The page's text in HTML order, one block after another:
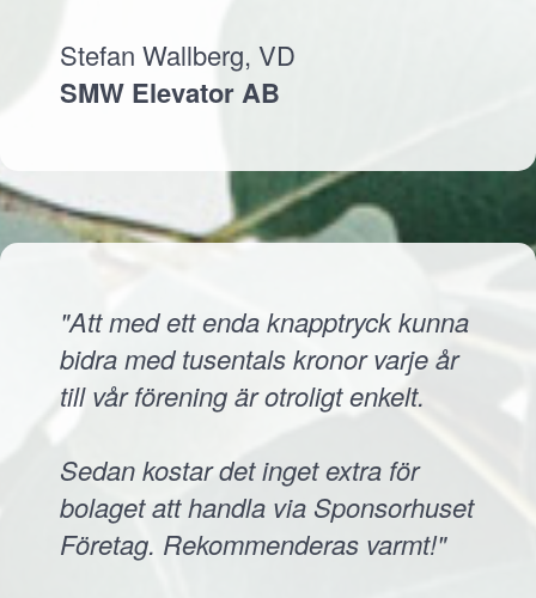
Stefan Wallberg, VD
SMW Elevator AB
"Att med ett enda knapptryck kunna
bidra med tusentals kronor varje år
till vår förening är otroligt enkelt.
Sedan kostar det inget extra för
bolaget att handla via Sponsorhuset
Företag. Rekommenderas varmt!"